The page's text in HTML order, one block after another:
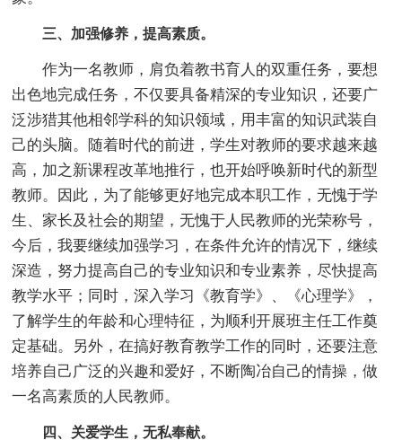
三、加强修养，提高素质。
作为一名教师，肩负着教书育人的双重任务，要想
出色地完成任务，不仅要具备精深的专业知识，还要广
泛涉猎其他相邻学科的知识领域，用丰富的知识武装自
己的头脑。随着时代的前进，学生对教师的要求越来越
高，加之新课程改革地推行，也开始呼唤新时代的新型
教师。因此，为了能够更好地完成本职工作，无愧于学
生、家长及社会的期望，无愧于人民教师的光荣称号，
今后，我要继续加强学习，在条件允许的情况下，继续
深造，努力提高自己的专业知识和专业素养，尽快提高
教学水平；同时，深入学习《教育学》、《心理学》，
了解学生的年龄和心理特征，为顺利开展班主任工作奠
定基础。另外，在搞好教育教学工作的同时，还要注意
培养自己广泛的兴趣和爱好，不断陶冶自己的情操，做
一名高素质的人民教师。
四、关爱学生，无私奉献。